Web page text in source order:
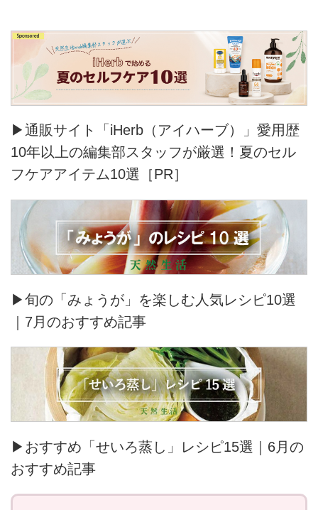
▶通販サイト「iHerb（アイハーブ）」愛用歴
10年以上の編集部スタッフが厳選！夏のセル
フケアアイテム10選［PR］
▶旬の「みょうが」を楽しむ人気レシピ10選
｜7月のおすすめ記事
▶おすすめ「せいろ蒸し」レシピ15選｜6月の
おすすめ記事